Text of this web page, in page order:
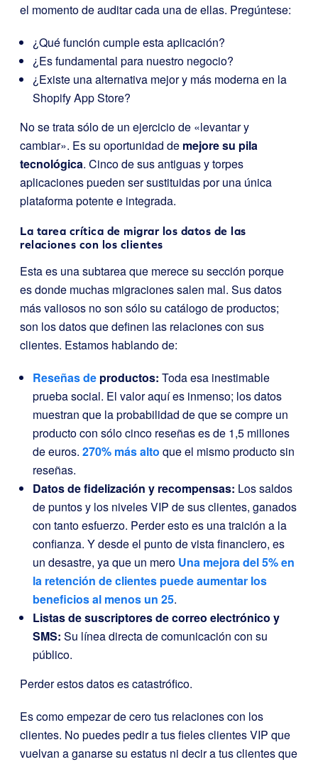
el momento de auditar cada una de ellas. Pregúntese:
¿Qué función cumple esta aplicación?
¿Es fundamental para nuestro negocio?
¿Existe una alternativa mejor y más moderna en la
Shopify App Store?
No se trata sólo de un ejercicio de «levantar y
cambiar». Es su oportunidad de mejore su pila
tecnológica. Cinco de sus antiguas y torpes
aplicaciones pueden ser sustituidas por una única
plataforma potente e integrada.
La tarea crítica de migrar los datos de las
relaciones con los clientes
Esta es una subtarea que merece su sección porque
es donde muchas migraciones salen mal. Sus datos
más valiosos no son sólo su catálogo de productos;
son los datos que definen las relaciones con sus
clientes. Estamos hablando de:
Reseñas de productos: Toda esa inestimable
prueba social. El valor aquí es inmenso; los datos
muestran que la probabilidad de que se compre un
producto con sólo cinco reseñas es de 1,5 millones
de euros. 270% más alto que el mismo producto sin
reseñas.
Datos de fidelización y recompensas: Los saldos
de puntos y los niveles VIP de sus clientes, ganados
con tanto esfuerzo. Perder esto es una traición a la
confianza. Y desde el punto de vista financiero, es
un desastre, ya que un mero Una mejora del 5% en
la retención de clientes puede aumentar los
beneficios al menos un 25.
Listas de suscriptores de correo electrónico y
SMS: Su línea directa de comunicación con su
público.
Perder estos datos es catastrófico.
Es como empezar de cero tus relaciones con los
clientes. No puedes pedir a tus fieles clientes VIP que
vuelvan a ganarse su estatus ni decir a tus clientes que